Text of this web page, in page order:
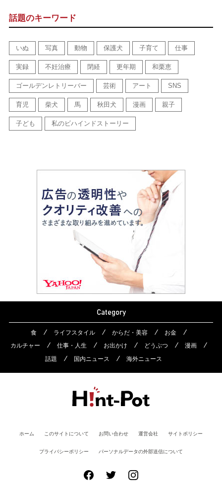
話題のキーワード
いぬ 写真 動物 保護犬 子育て 仕事
実録 不妊治療 閉経 更年期 和栗恵
ゴールデンレトリーバー 芸術 アート SNS
育児 柴犬 馬 秋田犬 漫画 親子
子ども 私のビハインドストーリー
Category
食 ライフスタイル からだ・美容
お金
カルチャー
仕事・人生 お出かけ どうぶつ
漫画
話題
国内ニュース 海外ニュース
ホーム このサイトについて お問い合わせ 運営会社 サイトポリシー
プライバシーポリシー パーソナルデータの外部送信について